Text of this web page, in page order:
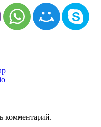
комментарий.